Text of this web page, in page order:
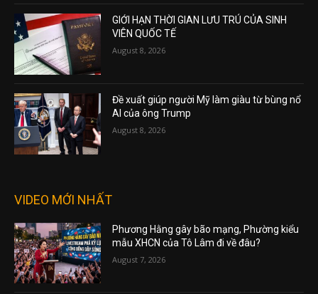
GIỚI HẠN THỜI GIAN LƯU TRÚ CỦA SINH
VIÊN QUỐC TẾ
August 8, 2026
Đề xuất giúp người Mỹ làm giàu từ bùng nổ
AI của ông Trump
August 8, 2026
VIDEO MỚI NHẤT
Phương Hằng gây bão mạng, Phường kiểu
mẫu XHCN của Tô Lâm đi về đâu?
August 7, 2026